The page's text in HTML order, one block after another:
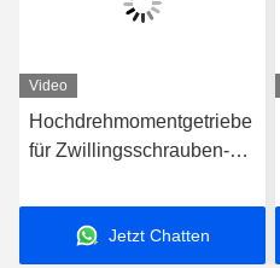
Video
Hochdrehmomentgetriebe
für Zwillingsschrauben-
Jetzt Chatten